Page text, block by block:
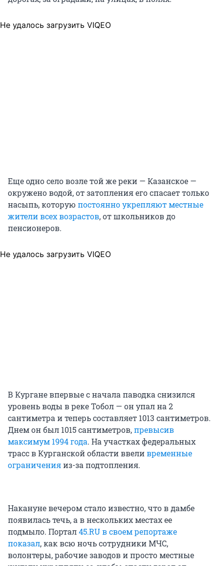
Не удалось загрузить VIQEO
Еще одно село возле той же реки — Казанское —
окружено водой, от затопления его спасает только
насыпь, которую постоянно укрепляют местные
жители всех возрастов, от школьников до
пенсионеров.
Не удалось загрузить VIQEO
В Кургане впервые с начала паводка снизился
уровень воды в реке Тобол — он упал на 2
сантиметра и теперь составляет 1013 сантиметров.
Днем он был 1015 сантиметров,превысив
максимум 1994 года. На участках федеральных
трасс в Курганской области ввеливременные
ограниченияиз-за подтопления.
Накануне вечером стало известно, что в дамбе
появилась течь, а в нескольких местах ее
подмыло. Портал45.RU в своем репортаже
показал, как всю ночь сотрудники МЧС,
волонтеры, рабочие заводов и просто местные